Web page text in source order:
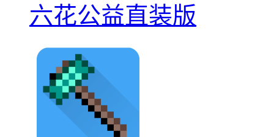
六花公益直装版